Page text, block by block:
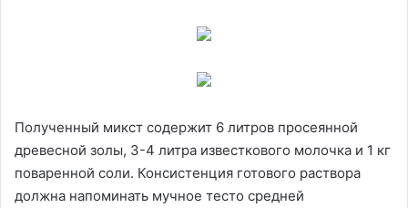
Полученный микст содержит 6 литров просеянной
древесной золы, 3-4 литра известкового молочка и 1 кг
поваренной соли. Консистенция готового раствора
должна напоминать мучное тесто средней